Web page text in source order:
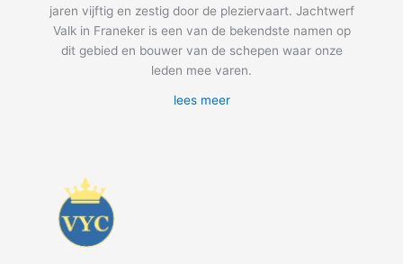
jaren vijftig en zestig door de pleziervaart. Jachtwerf
Valk in Franeker is een van de bekendste namen op
dit gebied en bouwer van de schepen waar onze
leden mee varen.
lees meer